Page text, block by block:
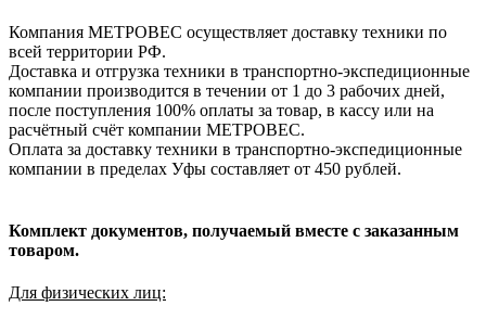
Компания МЕТРОВЕС осуществляет доставку техники по
всей территории РФ.
Доставка и отгрузка техники в транспортно-экспедиционные
компании производится в течении от 1 до 3 рабочих дней,
после поступления 100% оплаты за товар, в кассу или на
расчётный счёт компании МЕТРОВЕС.
Оплата за доставку техники в транспортно-экспедиционные
компании в пределах Уфы составляет от 450 рублей.
Комплект документов, получаемый вместе с заказанным
товаром.
Для физических лиц: